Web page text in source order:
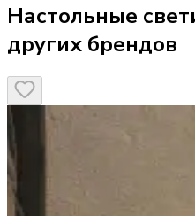
Настольные
других брендов